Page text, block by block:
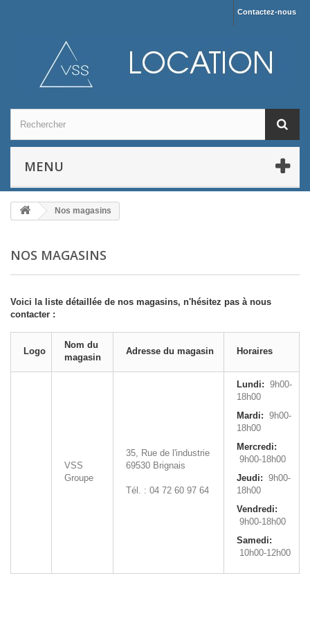
Contactez-nous
MENU
Nos magasins
NOS MAGASINS
Voici la liste détaillée de nos magasins, n'hésitez pas à nous
contacter :
Logo
Nom du
magasin
Adresse du magasin Horaires
VSS
Groupe
35, Rue de l'industrie
69530 Brignais
Tél. : 04 72 60 97 64
Lundi: 9h00-
18h00
Mardi: 9h00-
18h00
Mercredi:
9h00-18h00
Jeudi: 9h00-
18h00
Vendredi:
9h00-18h00
Samedi:
10h00-12h00